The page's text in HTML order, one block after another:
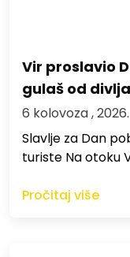
Vir proslavio
gulaš od
6 kolovoza , 2026.
Slavlje za Dan
turiste Na otoku
Pročitaj više